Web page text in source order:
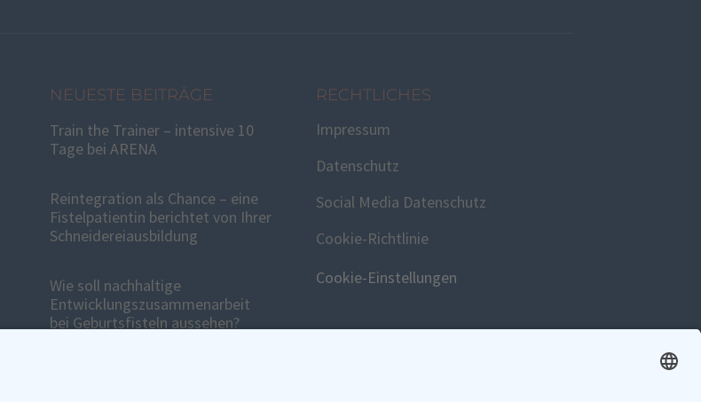
NEUESTE BEITRÄGE
Train the Trainer – intensive 10
Tage bei ARENA
Reintegration als Chance – eine
Fistelpatientin berichtet von Ihrer
Schneidereiausbildung
Wie soll nachhaltige
Entwicklungszusammenarbeit
bei Geburtsfisteln aussehen?
RECHTLICHES
Impressum
Datenschutz
Social Media Datenschutz
Cookie-Richtlinie
Cookie-Einstellungen